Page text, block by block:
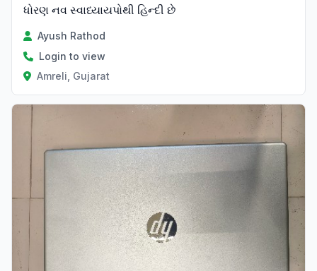
ધોરણ નવ સ્વાધ્યાયપોથી હિન્દી છે
Ayush Rathod
Login to view
Amreli, Gujarat